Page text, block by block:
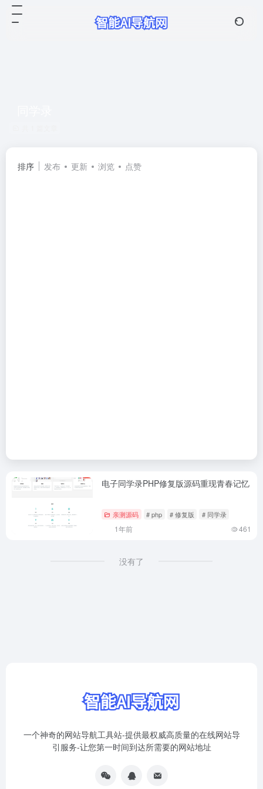
排序 发布 更新 浏览 点赞
电子同学录PHP修复版源码重现青春记忆
亲测源码 # php # 修复版 # 同学录
1年前 461
没有了
一个神奇的网站导航工具站-提供最权威高质量的在线网站导
引服务-让您第一时间到达所需要的网站地址